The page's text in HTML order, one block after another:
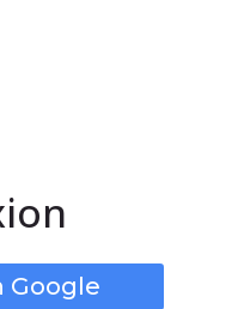
de
moyen du
Google